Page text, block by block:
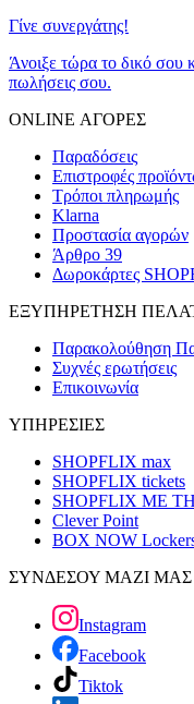
Γίνε συνεργάτης!
Άνοιξε τώρα το δικό σου
πωλήσεις σου.
ONLINE ΑΓΟΡΕΣ
Παραδόσεις
Επιστροφές
Τρόποι πληρωμής
Klarna
Προστασία αγορών
Άρθρο 39
Δωροκάρτες
ΕΞΥΠΗΡΕΤΗΣΗ
Παρακολούθηση
Συχνές ερωτήσεις
Επικοινωνία
ΥΠΗΡΕΣΙΕΣ
SHOPFLIX max
SHOPFLIX tickets
SHOPFLIX ΜΕ
Clever Point
BOX NOW
ΣΥΝΔΕΣΟΥ ΜΑΖΙ ΜΑΣ
Instagram
Facebook
Tiktok